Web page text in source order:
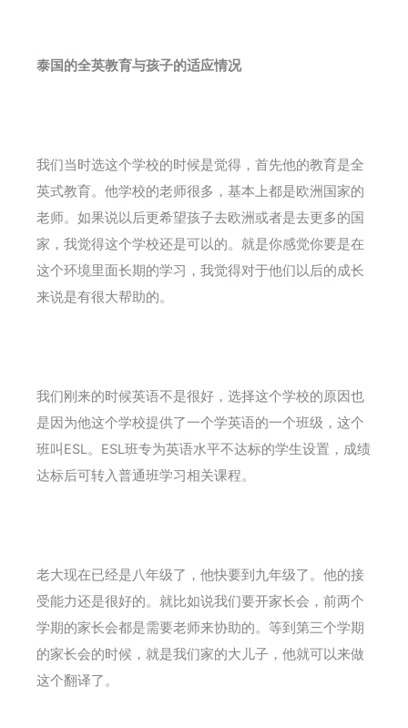
泰国的全英教育与孩子的适应情况
我们当时选这个学校的时候是觉得，首先他的教育是全
英式教育。他学校的老师很多，基本上都是欧洲国家的
老师。如果说以后更希望孩子去欧洲或者是去更多的国
家，我觉得这个学校还是可以的。就是你感觉你要是在
这个环境里面长期的学习，我觉得对于他们以后的成长
来说是有很大帮助的。
我们刚来的时候英语不是很好，选择这个学校的原因也
是因为他这个学校提供了一个学英语的一个班级，这个
班叫ESL。ESL班专为英语水平不达标的学生设置，成绩
达标后可转入普通班学习相关课程。
老大现在已经是八年级了，他快要到九年级了。他的接
受能力还是很好的。就比如说我们要开家长会，前两个
学期的家长会都是需要老师来协助的。等到第三个学期
的家长会的时候，就是我们家的大儿子，他就可以来做
这个翻译了。